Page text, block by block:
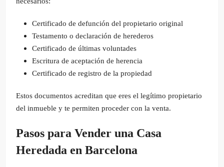
Certificado de defunción del propietario original
Testamento o declaración de herederos
Certificado de últimas voluntades
Escritura de aceptación de herencia
Certificado de registro de la propiedad
Estos documentos acreditan que eres el legítimo propietario
del inmueble y te permiten proceder con la venta.
Pasos para Vender una Casa
Heredada en Barcelona